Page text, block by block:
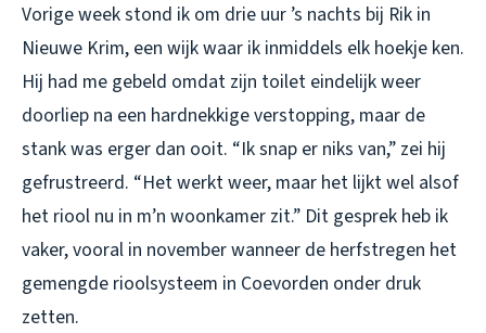
Vorige week stond ik om drie uur ’s nachts bij Rik in
Nieuwe Krim, een wijk waar ik inmiddels elk hoekje ken.
Hij had me gebeld omdat zijn toilet eindelijk weer
doorliep na een hardnekkige verstopping, maar de
stank was erger dan ooit. “Ik snap er niks van,” zei hij
gefrustreerd. “Het werkt weer, maar het lijkt wel alsof
het riool nu in m’n woonkamer zit.” Dit gesprek heb ik
vaker, vooral in november wanneer de herfstregen het
gemengde rioolsysteem in Coevorden onder druk
zetten.